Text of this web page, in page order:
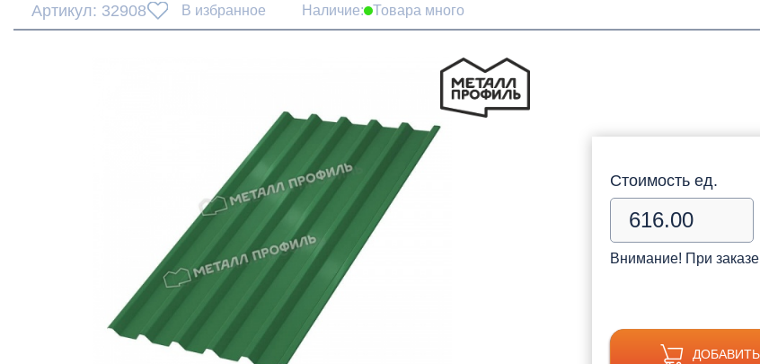
Артикул: 32908 В избранное Наличие: Товара много
Стоимость ед.
Внимание! При